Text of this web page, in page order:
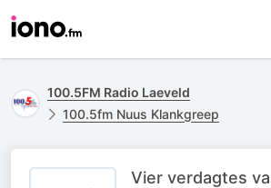
100.5FM Radio Laeveld
100.5fm Nuus Klankgreep
Vier verdagtes